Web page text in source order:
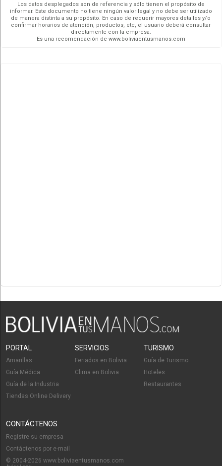
Los datos desplegados son de referencia y sólo tienen el propósito de
informar. Este documento no tiene ningún valor legal y no debe ser utilizado
de manera distinta a su propósito. En caso de requerir mayores detalles y/o
confirmar horarios de atención, productos, etc, el usuario deberá consultar
directamente con la empresa.
Es una recomendación de www.boliviaentusmanos.com
PORTAL
Amarillas
Guía Médica
Guía de la Industria
Tiendas Online Delivery
SERVICIOS
Feriados en Bolivia
Clima en Bolivia
TURISMO
Guía de Turismo
Hoteles
Restaurantes
CONTÁCTENOS
Registre su empresa
Contáctenos por e-mail
© 2004-2026 www.boliviaentusmanos.com